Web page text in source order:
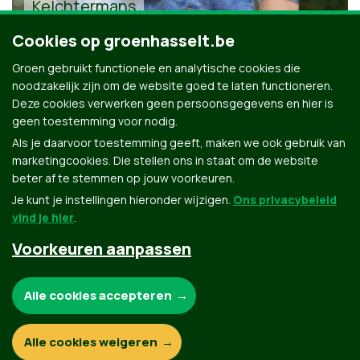
Kelchtermans
Alle kandidaten uit Hasselt
Groen.be
© Copyright Groen 2026 | Gemaakt met NationBuilder
Contact Privacybeleid
Cookies op groenhasselt.be
Groen gebruikt functionele en analytische cookies die
noodzakelijk zijn om de website goed te laten functioneren.
Deze cookies verwerken geen persoonsgegevens en hier is
geen toestemming voor nodig.
Als je daarvoor toestemming geeft, maken we ook gebruik van
marketingcookies. Die stellen ons in staat om de website
beter af te stemmen op jouw voorkeuren.
Je kunt je instellingen hieronder wijzigen. Ons privacybeleid
vind je hier.
Voorkeuren aanpassen
Functionele en analytische cookies:
Alle cookies accepteren
Alle cookies weigeren